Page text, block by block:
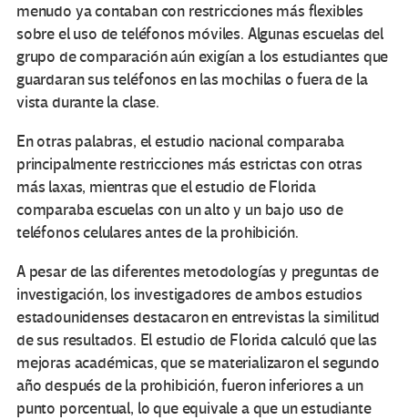
menudo ya contaban con restricciones más flexibles
sobre el uso de teléfonos móviles. Algunas escuelas del
grupo de comparación aún exigían a los estudiantes que
guardaran sus teléfonos en las mochilas o fuera de la
vista durante la clase.
En otras palabras, el estudio nacional comparaba
principalmente restricciones más estrictas con otras
más laxas, mientras que el estudio de Florida
comparaba escuelas con un alto y un bajo uso de
teléfonos celulares antes de la prohibición.
A pesar de las diferentes metodologías y preguntas de
investigación, los investigadores de ambos estudios
estadounidenses destacaron en entrevistas la similitud
de sus resultados. El estudio de Florida calculó que las
mejoras académicas, que se materializaron el segundo
año después de la prohibición, fueron inferiores a un
punto porcentual, lo que equivale a que un estudiante